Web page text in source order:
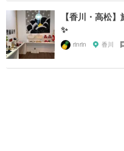
【香川・高松
✨
rinrin 香川